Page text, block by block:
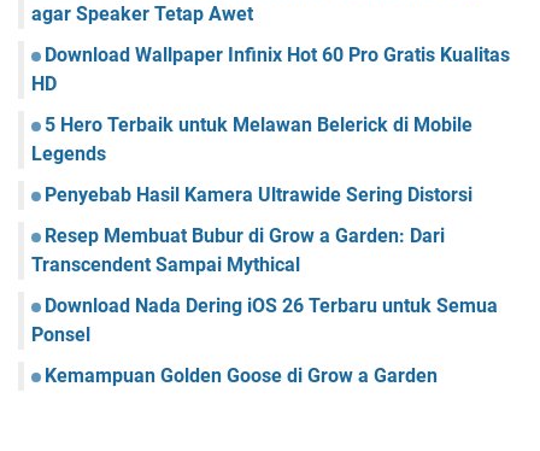
agar Speaker Tetap Awet
Download Wallpaper Infinix Hot 60 Pro Gratis Kualitas
HD
5 Hero Terbaik untuk Melawan Belerick di Mobile
Legends
Penyebab Hasil Kamera Ultrawide Sering Distorsi
Resep Membuat Bubur di Grow a Garden: Dari
Transcendent Sampai Mythical
Download Nada Dering iOS 26 Terbaru untuk Semua
Ponsel
Kemampuan Golden Goose di Grow a Garden